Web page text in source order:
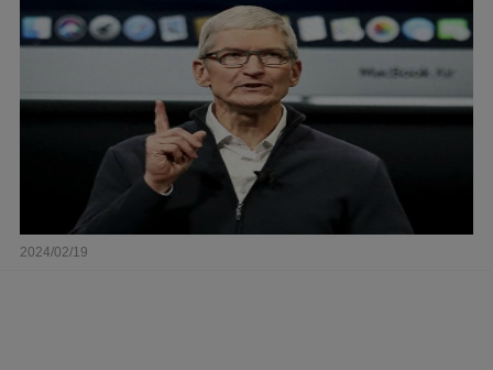
2024/02/19